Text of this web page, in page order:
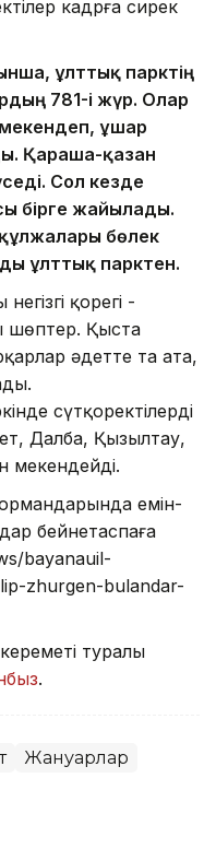
кадрға сирек
ұлттық парктің
781-і жүр. Олар
ұшар
Қараша-қазан
Сол кезде
бірге жайылады.
бөлек
ұлттық парктен.
қорегі -
шөптер. Қыста
әдетте таң ата,
сүтқоректілердің
Далба, Қызылтау,
мекендейді.
емін-
бейнетаспаға
bayanauil-
zhurgen-bulandar-
туралы
.
Жануарлар